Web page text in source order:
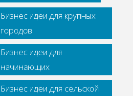
Бизнес идеи для крупных
городов
Бизнес идеи для
начинающих
Бизнес идеи для сельской